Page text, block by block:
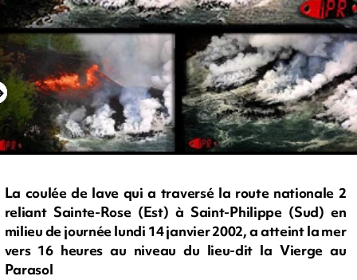
La coulée de lave qui a traversé la route nationale 2
reliant Sainte-Rose (Est) à Saint-Philippe (Sud) en
milieu de journée lundi 14 janvier 2002, a atteint la mer
vers 16 heures au niveau du lieu-dit la Vierge au
Parasol